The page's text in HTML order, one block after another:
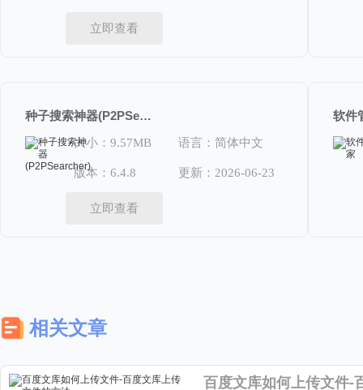
立即查看
种子搜索神器(P2PSearcher)6.4.8
大小：9.57MB 语言：简体中文
版本：6.4.8 更新：2026-06-23
立即查看
软件
相关文章